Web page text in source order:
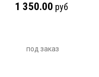
1 350.00 руб
под заказ